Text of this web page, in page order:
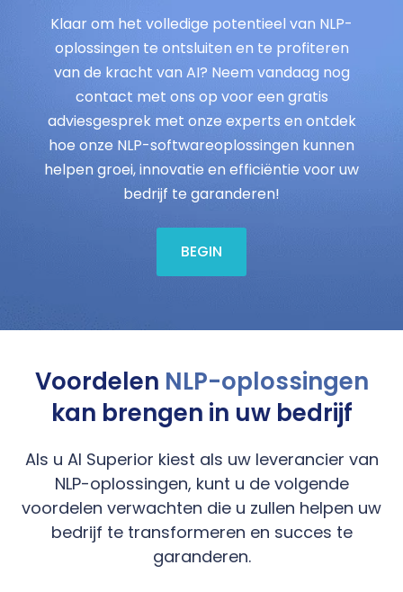
Klaar om het volledige potentieel van NLP-
oplossingen te ontsluiten en te profiteren
van de kracht van AI? Neem vandaag nog
contact met ons op voor een gratis
adviesgesprek met onze experts en ontdek
hoe onze NLP-softwareoplossingen kunnen
helpen groei, innovatie en efficiëntie voor uw
bedrijf te garanderen!
BEGIN
Voordelen NLP-oplossingen
kan brengen in uw bedrijf
Als u AI Superior kiest als uw leverancier van
NLP-oplossingen, kunt u de volgende
voordelen verwachten die u zullen helpen uw
bedrijf te transformeren en succes te
garanderen.